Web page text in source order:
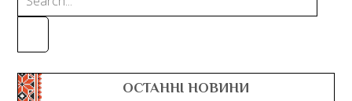
ОСТАННІ НОВИНИ